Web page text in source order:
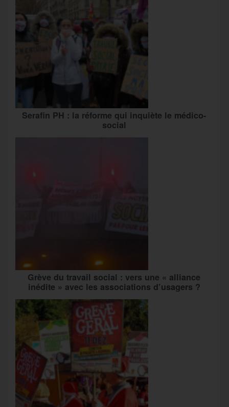
Serafin PH : la réforme qui inquiète le médico-
social
Grève du travail social : vers une « alliance
inédite » avec les associations d’usagers ?